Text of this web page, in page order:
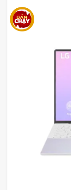
hành đáng tin
trải nghiệm sự
bạn ngay hôm